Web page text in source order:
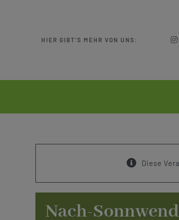
HIER GIBT’S MEHR VON UNS:
Diese
Nach-